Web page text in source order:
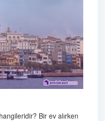
Bir ev alırken